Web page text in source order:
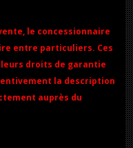
le concessionnaire
entre particuliers. Ces
droits de garantie
la description
auprès du